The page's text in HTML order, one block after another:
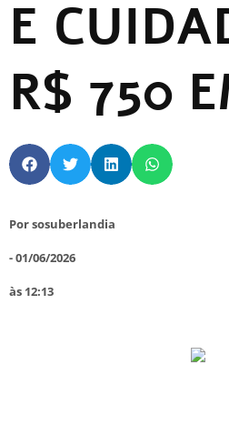
E
R$ 750
Porsosuberlandia
-01/06/2026
às 12:13